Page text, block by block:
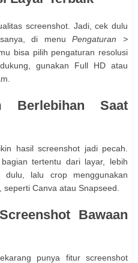
screenshot. Jadi, cek dulu
di menuPengaturan >
bisa pilih pengaturan resolusi
gunakan Full HD atau
Berlebihan Saat
hasil screenshot jadi pecah.
tertentu dari layar, lebih
dulu, lalu crop menggunakan
Canva atau Snapseed.
Bawaan
punya fitur screenshot